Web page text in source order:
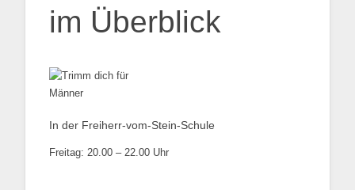
im Überblick
In der Freiherr-vom-Stein-Schule
Freitag: 20.00 – 22.00 Uhr